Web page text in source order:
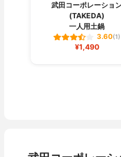
武田コーポレーショ
(TAKEDA)
一人用土鍋
3.60(1)
¥1,490